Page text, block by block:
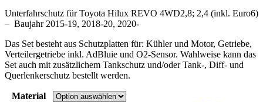
bis
2.529,00 €
Unterfahrschutz für Toyota Hilux REVO 4WD2,8; 2,4 (inkl. Euro6)
– Baujahr 2015-19, 2018-20, 2020-
Das Set besteht aus Schutzplatten für: Kühler und Motor, Getriebe,
Verteilergetriebe inkl. AdBluie und O2-Sensor. Wahlweise kann das
Set auch mit zusätzlichem Tankschutz und/oder Tank-, Diff- und
Querlenkerschutz bestellt werden.
Material